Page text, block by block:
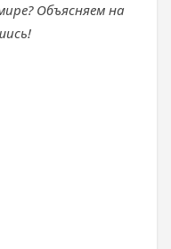
Объясняем на